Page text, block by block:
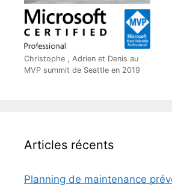
Christophe , Adrien et Denis au
MVP summit de Seattle en 2019
Articles récents
Planning de maintenance